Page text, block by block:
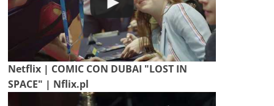
Netflix | COMIC CON DUBAI "LOST IN
SPACE" | Nflix.pl